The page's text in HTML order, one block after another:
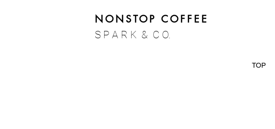
NONSTOP COFFEE
S P A R K & C O.
TOP